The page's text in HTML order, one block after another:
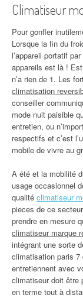
Climatiseur
Pour gonfler
Lorsque la fin du
l’appareil portatif
appareils est là !
n’a rien de 1. Les
climatisation
conseiller
mode nuit paisible
entretien, ou
respectifs et c’est
mobile de vivre au
A été et la mobilité
usage occasionnel
qualité climatiseur
pieces de ce
prendre en mesure
climatiseur marque
intégrant une sorte
climatisation paris
entretiennent avec
climatiseur doit être
en terme tout à